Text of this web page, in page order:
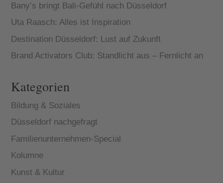
Bany’s bringt Bali-Gefühl nach Düsseldorf
Uta Raasch: Alles ist Inspiration
Destination Düsseldorf: Lust auf Zukunft
Brand Activators Club: Standlicht aus – Fernlicht an
Kategorien
Bildung & Soziales
Düsseldorf nachgefragt
Familienunternehmen-Special
Kolumne
Kunst & Kultur